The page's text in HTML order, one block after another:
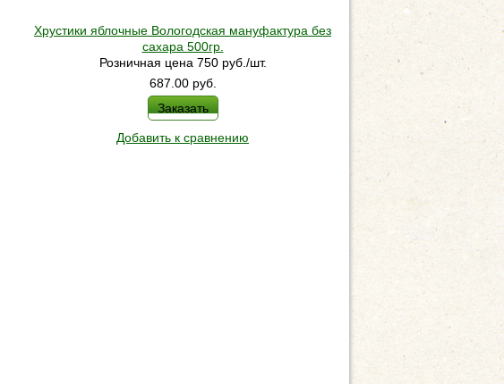
Хрустики яблочные Вологодская мануфактура без
сахара 500гр.
Розничная цена 750 руб./шт.
687.00 руб.
Заказать
Добавить к сравнению